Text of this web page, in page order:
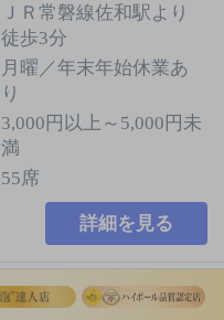
ＪＲ常磐線佐和駅より
徒歩3分
月曜／年末年始休業あ
り
3,000円以上～5,000円未
満
55席
詳細を見る